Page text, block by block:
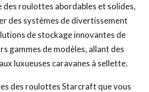
roulottes abordables et solides,
des systèmes de divertissement
de stockage innovantes de
gammes de modèles, allant des
luxueuses caravanes à sellette.
des roulottes Starcraft que vous